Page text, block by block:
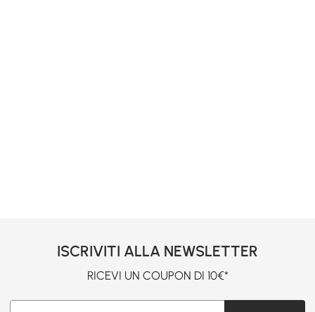
ISCRIVITI ALLA NEWSLETTER
RICEVI UN COUPON DI 10€*